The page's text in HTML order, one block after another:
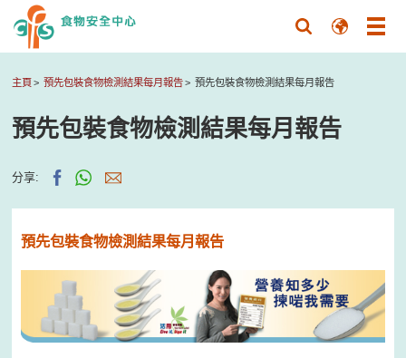
主頁 預先包裝食物檢測結果每月報告 預先包裝食物檢測結果每月報告
預先包裝食物檢測結果每月報告
分享:
預先包裝食物檢測結果每月報告